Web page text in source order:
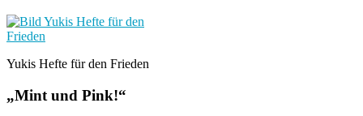
Yukis Hefte für den Frieden
„Mint und Pink!“